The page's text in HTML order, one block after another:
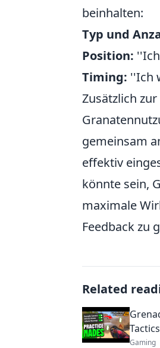
beinhalten:
Typ und
Position:
Timing: ''Ich
Zusätzlich
gemeinsam
effektiv
könnte sein,
maximale
Feedback zu
Related
Gaming